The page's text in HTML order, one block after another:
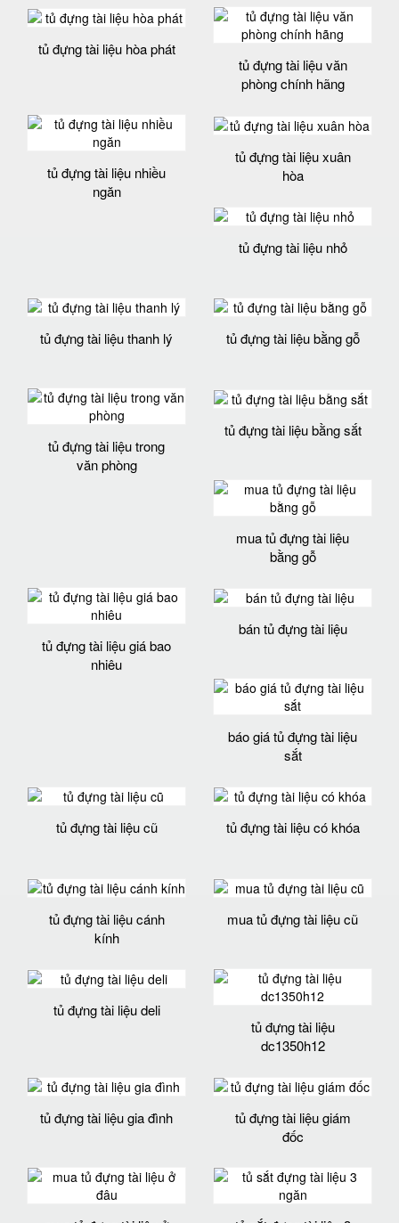
tủ đựng tài liệu hòa phát
tủ đựng tài liệu văn
phòng chính hãng
tủ đựng tài liệu nhiều
ngăn
tủ đựng tài liệu xuân
hòa
tủ đựng tài liệu nhỏ
tủ đựng tài liệu thanh lý tủ đựng tài liệu bằng gỗ
tủ đựng tài liệu trong
văn phòng
tủ đựng tài liệu bằng sắt
mua tủ đựng tài liệu
bằng gỗ
tủ đựng tài liệu giá bao
nhiêu
bán tủ đựng tài liệu
báo giá tủ đựng tài liệu
sắt
tủ đựng tài liệu cũ tủ đựng tài liệu có khóa
tủ đựng tài liệu cánh
kính
mua tủ đựng tài liệu cũ
tủ đựng tài liệu deli
tủ đựng tài liệu
dc1350h12
tủ đựng tài liệu gia đình
tủ đựng tài liệu giám
đốc